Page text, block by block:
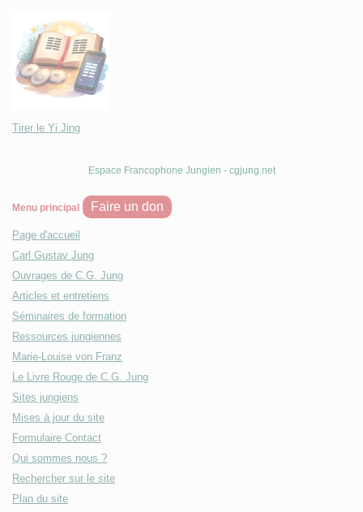
Tirer le Yi Jing
Espace Francophone Jungien - cgjung.net
Menu principal Faire un don
Page d'accueil
Carl Gustav Jung
Ouvrages de C.G. Jung
Articles et entretiens
Séminaires de formation
Ressources jungiennes
Marie-Louise von Franz
Le Livre Rouge de C.G. Jung
Sites jungiens
Mises à jour du site
Formulaire Contact
Qui sommes nous ?
Rechercher sur le site
Plan du site